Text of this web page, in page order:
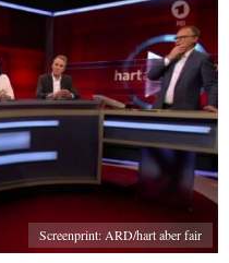
Screenprint: ARD/hart aber fair